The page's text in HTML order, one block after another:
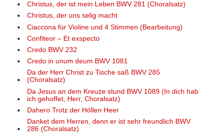
Christus, der ist mein Leben BWV 281 (Choralsatz)
Christus, der uns selig macht
Ciaccona für Violine und 4 Stimmen (Bearbeitung)
Confiteor – Et exspecto
Credo BWV 232
Credo in unum deum BWV 1081
Da der Herr Christ zu Tische saß BWV 285
(Choralsatz)
Da Jesus an dem Kreuze stund BWV 1089 (In dich hab
ich gehoffet, Herr, Choralsatz)
Dahero Trotz der Höllen Heer
Danket dem Herren, denn er ist sehr freundlich BWV
286 (Choralsatz)